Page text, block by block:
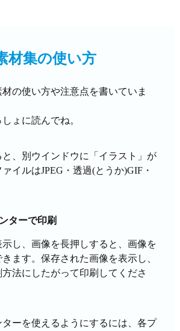
材集の使い方
の使い方や注意点を書いていま
ょに読んでね。
、別ウインドウに「イラスト」が
イルはJPEG・透過(とうか)GIF・
ターで印刷
し、画像を長押しすると、画像を
ます。保存された画像を表示し、
法にしたがって印刷してくださ
ーを使えるようにするには、各プ